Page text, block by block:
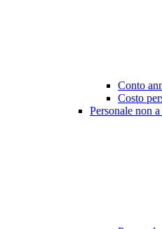
Conto
Costo
Personale non